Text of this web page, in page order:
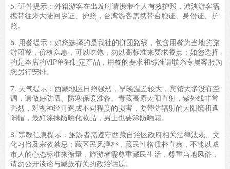
5. 证件提示：外籍游客在出发时请携带个人有效护照，港澳游客需
携带往来大陆回乡证、护照，台湾游客需携带台胞证、身份证、护
照。
6. 用餐提示：如您选择的是我社的拼团路线，包含用餐为当地的旅
游团餐，价格实惠，可以吃饱，勿以高标准来要求餐点；如您选择
的是本店的VIP单独制定产品，用餐的要求和标准请联系专属客服为
您另行安排。
7. 天气提示：西藏地区日照强烈，早晚温差较大，宾馆大多没有空
调，请做好防晒、防寒保暖准备。青藏高原太阳直射，紫外线非常
强烈，对视神经可造成不同程度的损害，要带防辐射的太阳镜和遮
阳帽，最好涂抹防晒化妆品，男士也要涂防晒霜。
8. 宗教信息提示：旅游者需遵守西藏自治区政府相关法律法规、文
化习俗及宗教禁忌；藏区民风淳朴，藏民性格质朴直爽，不能以城
市人的心态标准来衡量，旅游者需尊重藏民生活，尊重当地风俗，
请勿公开谈论与藏族有关的政治话题。